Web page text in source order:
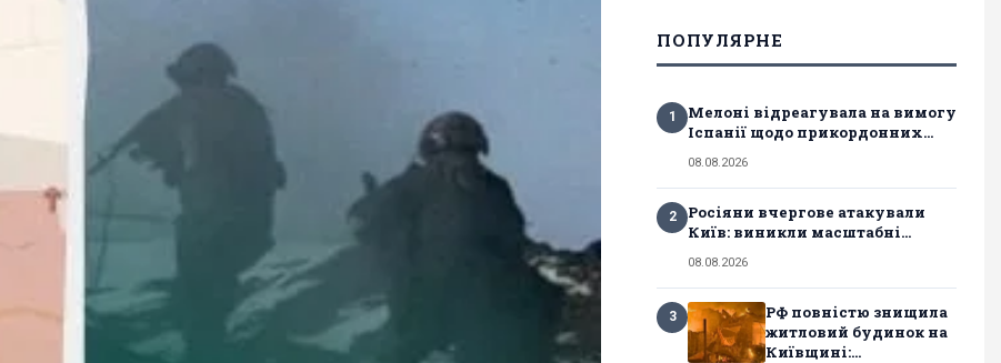
ПОПУЛЯРНЕ
1
Мелоні відреагувала на вимогу
Іспанії щодо прикордонних...
08.08.2026
2
Росіяни вчергове атакували
Київ: виникли масштабні...
08.08.2026
3
РФ повністю знищила
житловий будинок на
Київщині:...